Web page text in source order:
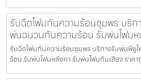
รับฉีดโฟมกันความร้อนชุมพร บริก
พ่นฉนวนกันความร้อน รับพ่นโฟมห
รับฉีดโฟมกันความร้อนชุมพร บริการรับพ่นพียู
ร้อน รับพ่นโฟมหลังคา รับพ่นโฟมกันเสียง ราค